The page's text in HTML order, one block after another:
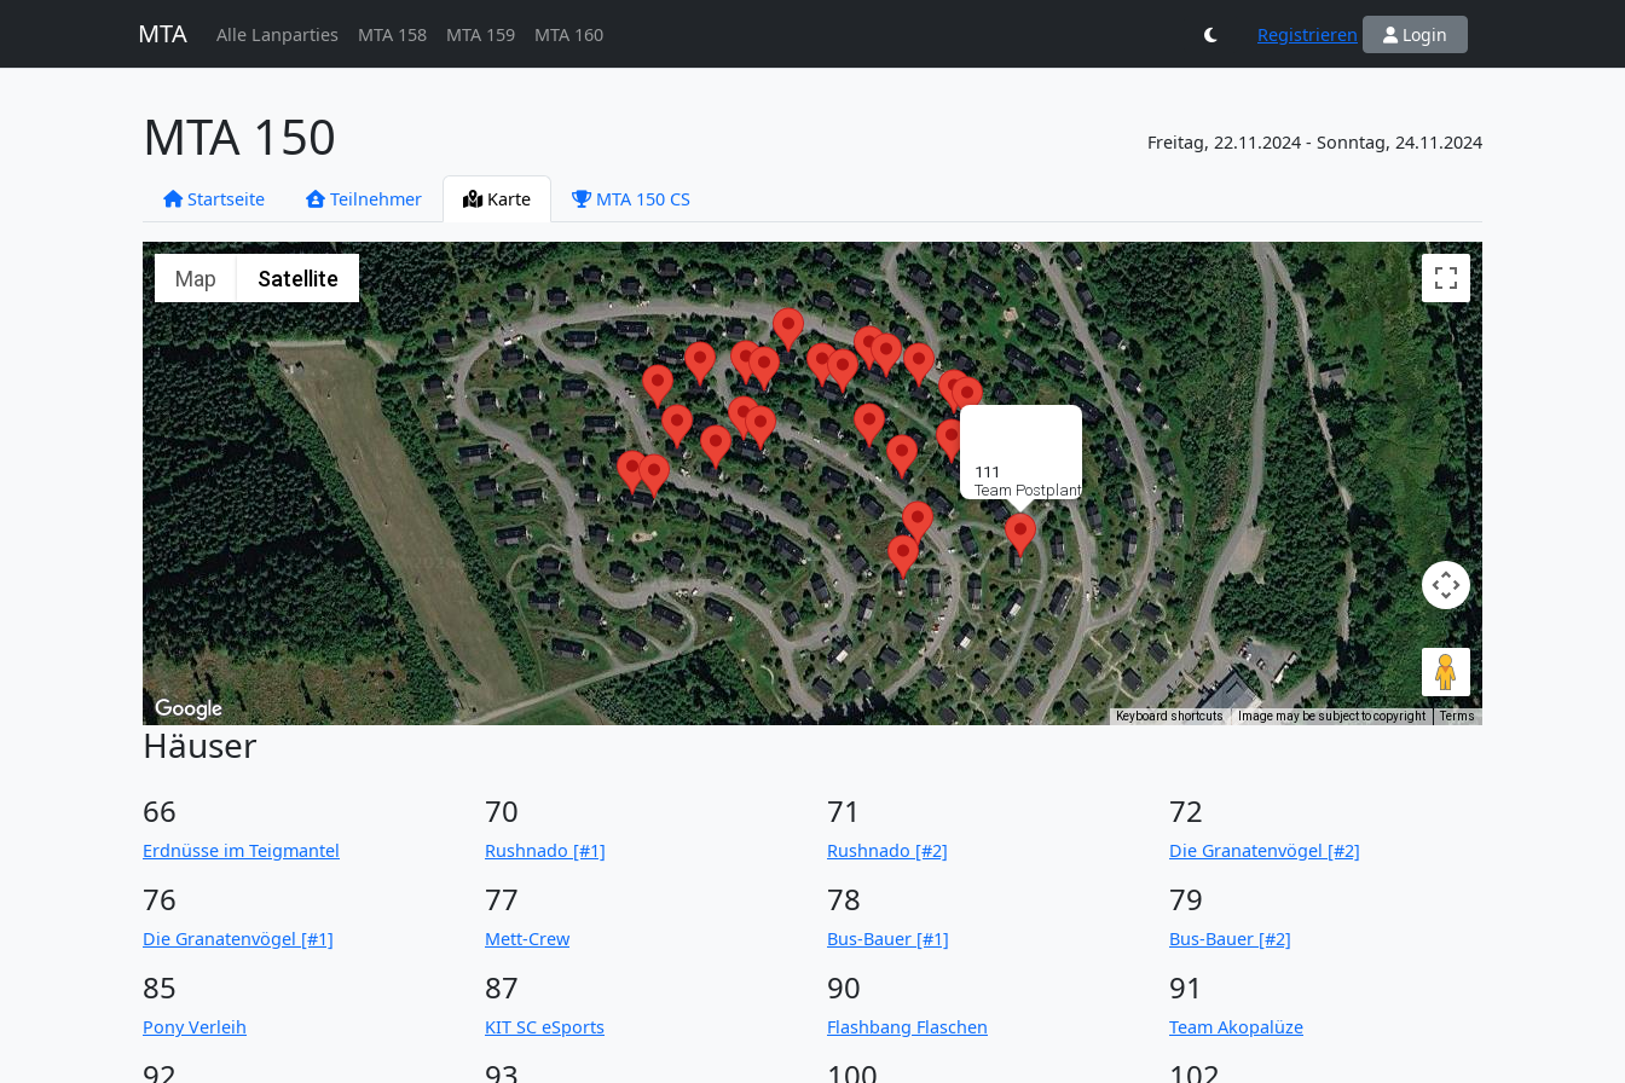
MTA Alle Lanparties MTA 158 MTA 159 MTA 160 Registrieren Login
MTA 150 Freitag, 22.11.2024 - Sonntag, 24.11.2024
Startseite Teilnehmer Karte MTA 150 CS
111
Team Postplant
Map Satellite
Keyboard shortcuts Image may be subject to copyright Terms
Häuser
66
Erdnüsse im Teigmantel
70
Rushnado [#1]
71
Rushnado [#2]
72
Die Granatenvögel [#2]
76
Die Granatenvögel [#1]
77
Mett-Crew
78
Bus-Bauer [#1]
79
Bus-Bauer [#2]
85
Pony Verleih
87
KIT SC eSports
90
Flashbang Flaschen
91
Team Akopalüze